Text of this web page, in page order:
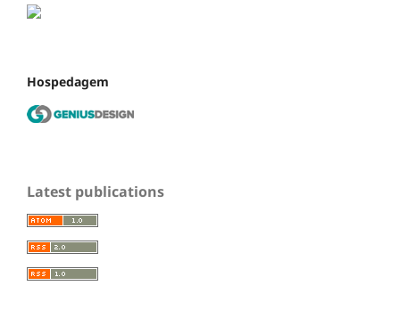
Hospedagem
Latest publications